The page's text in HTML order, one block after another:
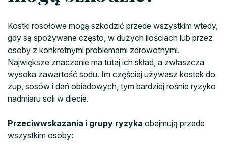
Kostki rosołowe mogą szkodzić przede wszystkim wtedy,
gdy są spożywane często, w dużych ilościach lub przez
osoby z konkretnymi problemami zdrowotnymi.
Największe znaczenie ma tutaj ich skład, a zwłaszcza
wysoka zawartość sodu. Im częściej używasz kostek do
zup, sosów i dań obiadowych, tym bardziej rośnie ryzyko
nadmiaru soli w diecie.
Przeciwwskazania i grupy ryzyka obejmują przede
wszystkim osoby: